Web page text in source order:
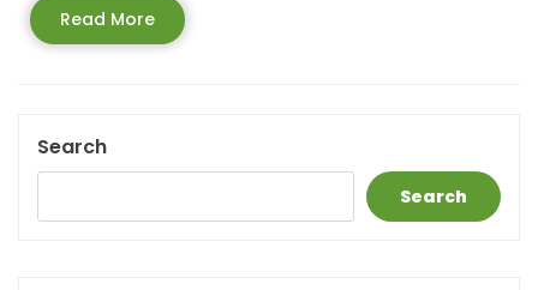
Read MoreRead
More
Search
Search